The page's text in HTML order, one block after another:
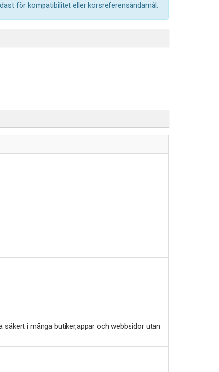
för kompatibilitet eller korsreferensändamål.
säkert i många butiker,appar och webbsidor utan